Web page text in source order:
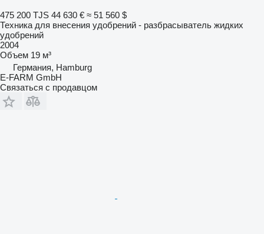
475 200 TJS 44 630 € ≈ 51 560 $
Техника для внесения удобрений - разбрасыватель жидких
удобрений
2004
Объем 19 м³
Германия, Hamburg
E-FARM GmbH
Связаться с продавцом